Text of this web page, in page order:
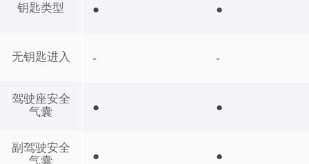
钥匙类型
无钥匙进入
驾驶座安全
气囊
副驾驶安全
气囊
● ●
- -
● ●
● ●